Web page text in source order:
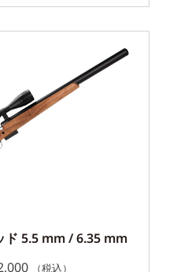
ド 5.5 mm / 6.35 mm
（税込）